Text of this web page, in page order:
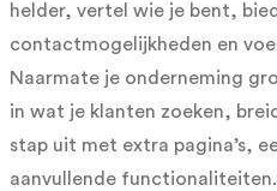
helder, vertel wie je bent,
contactmogelijkheden en
Naarmate je onderneming
in wat je klanten zoeken,
stap uit met extra pagina’s,
aanvullende